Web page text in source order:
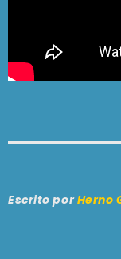
Escrito porHerno